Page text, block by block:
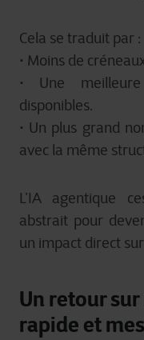
Cela se traduit par :
• Moins de
• Une
disponibles.
• Un plus grand
avec la même
L’IA agentique
abstrait pour
un impact direct
Un retour
rapide et